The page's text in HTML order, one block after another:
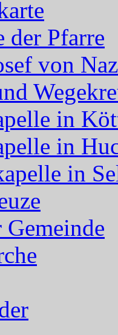
der Pfarre
von
in
in
in
Gemeinde